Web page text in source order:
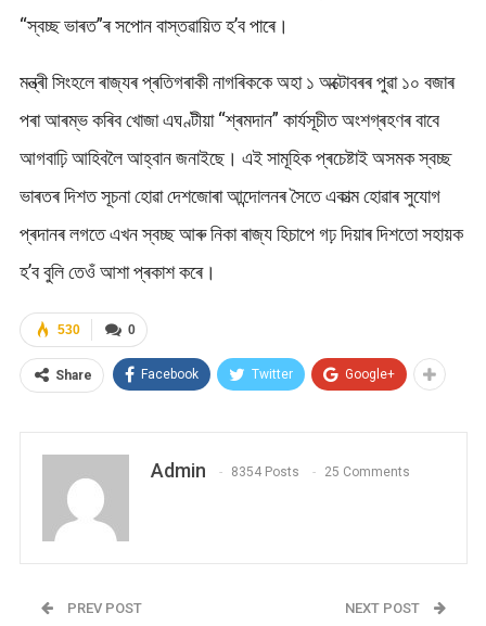
“স্বচ্ছ ভাৰত”ৰ সপোন বাস্তৱায়িত হ’ব পাৰে।
মন্ত্ৰী সিংহলে ৰাজ্যৰ প্ৰতিগৰাকী নাগৰিককে অহা ১ অক্টোবৰৰ পুৱা ১০ বজাৰ
পৰা আৰম্ভ কৰিব খোজা এঘণ্টীয়া “শ্ৰমদান” কাৰ্যসূচীত অংশগ্ৰহণৰ বাবে
আগবাঢ়ি আহিবলৈ আহ্বান জনাইছে। এই সামূহিক প্ৰচেষ্টাই অসমক স্বচ্ছ
ভাৰতৰ দিশত সূচনা হোৱা দেশজোৰা আন্দোলনৰ সৈতে একাত্ম হোৱাৰ সুযোগ
প্ৰদানৰ লগতে এখন স্বচ্ছ আৰু নিকা ৰাজ্য হিচাপে গঢ় দিয়াৰ দিশতো সহায়ক
হ’ব বুলি তেওঁ আশা প্ৰকাশ কৰে।
0
530
Share Facebook Twitter Google+
Admin 8354 Posts 25 Comments
PREV POST NEXT POST